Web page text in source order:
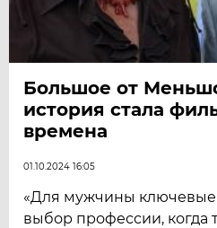
Большое от
история стала
времена
01.10.2024 16:05
«Для мужчины
выбор профессии, когда